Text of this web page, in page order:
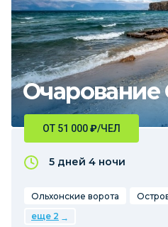
Очарование
ОТ 51 000₽/ЧЕЛ
5 дней 4 ночи
Ольхонские ворота
еще 2